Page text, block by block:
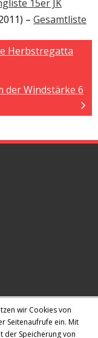
15er JK
– Gesamtliste
Herbstregatta
der Windstärke 6
wir Cookies von
Seitenaufrufe ein. Mit
der Speicherung von